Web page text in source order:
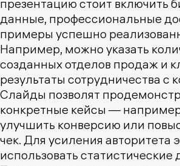
презентацию стоит включить
данные, профессиональные
примеры успешно
Например, можно указать
созданных отделов продаж и
результаты сотрудничества с
Слайды позволят
конкретные кейсы —
улучшить конверсию или
чек. Для усиления авторитета
использовать